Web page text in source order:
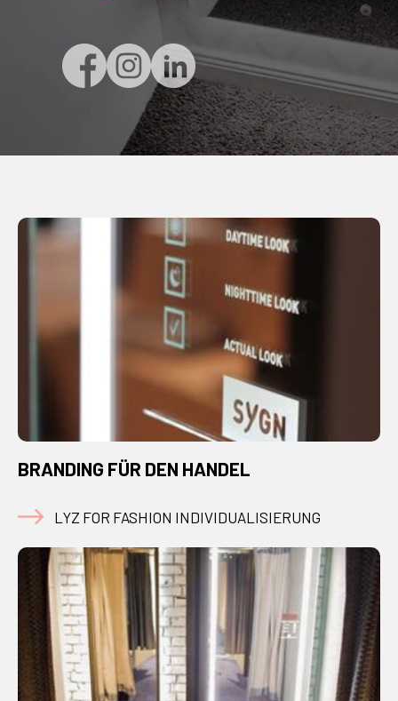
BRANDING FÜR DEN HANDEL
LYZ FOR FASHION INDIVIDUALISIERUNG